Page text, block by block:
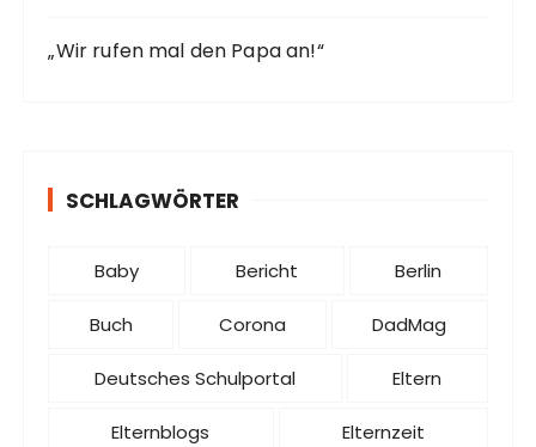
„Wir rufen mal den Papa an!“
SCHLAGWÖRTER
Baby Bericht Berlin
Buch Corona DadMag
Deutsches Schulportal Eltern
Elternblogs Elternzeit